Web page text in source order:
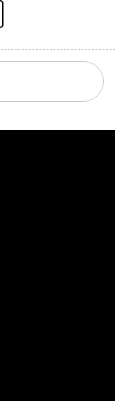
tem reservado
é o seu destino
bonés New Era
modernos. Aqui
Nunca Sai de
e cores, este
O preto,
um
com Estilo:
Era 9Forty é a
curva e ajuste
popular,
conforto sem
é a opção
esse boné se
proporcionando
modelo verde,